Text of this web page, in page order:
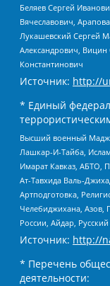
Беляев Сергей
Вячеславович,
Лукашевский Сергей
Александрович,
Константинович
Источник: http://
* Единый
Высший военный
Лашкар-И-Тайба,
Имарат Кавказ, АБТО,
Ат-Тавхида Валь-
Артподготовка,
Челебиджихана, Азов,
России, Айдар,
Источник: http://
* Перечень
деятельности: